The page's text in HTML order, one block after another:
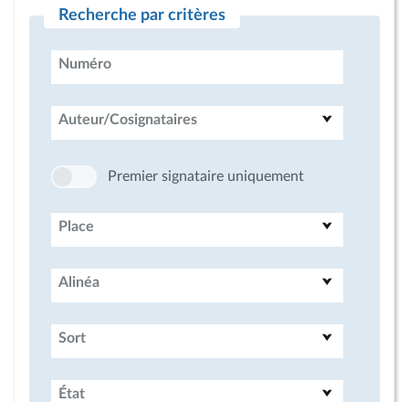
Recherche par critères
Numéro
Auteur/Cosignataires
Premier signataire uniquement
Place
Alinéa
Sort
État